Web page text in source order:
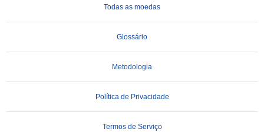
Todas as moedas
Glossário
Metodologia
Política de Privacidade
Termos de Serviço